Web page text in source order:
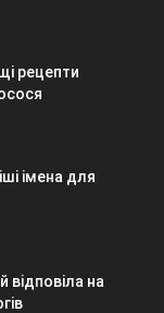
рецепти
імена для
відповіла на